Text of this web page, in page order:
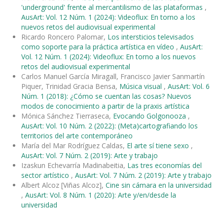
'underground' frente al mercantilismo de las plataformas ,
AusArt: Vol. 12 Núm. 1 (2024): Videoflux: En torno a los
nuevos retos del audiovisual experimental
Ricardo Roncero Palomar, Los intersticios televisados
como soporte para la práctica artística en vídeo , AusArt:
Vol. 12 Núm. 1 (2024): Videoflux: En torno a los nuevos
retos del audiovisual experimental
Carlos Manuel García Miragall, Francisco Javier Sanmartín
Piquer, Trinidad Gracia Bensa, Música visual , AusArt: Vol. 6
Núm. 1 (2018): ¿Cómo se cuentan las cosas? Nuevos
modos de conocimiento a partir de la praxis artística
Mónica Sánchez Tierraseca, Evocando Golgonooza ,
AusArt: Vol. 10 Núm. 2 (2022): (Meta)cartografiando los
territorios del arte contemporáneo
María del Mar Rodríguez Caldas, El arte sí tiene sexo ,
AusArt: Vol. 7 Núm. 2 (2019): Arte y trabajo
Izaskun Echevarría Madinabeitia, Las tres economías del
sector artístico , AusArt: Vol. 7 Núm. 2 (2019): Arte y trabajo
Albert Alcoz [Viñas Alcoz], Cine sin cámara en la universidad
, AusArt: Vol. 8 Núm. 1 (2020): Arte y/en/desde la
universidad